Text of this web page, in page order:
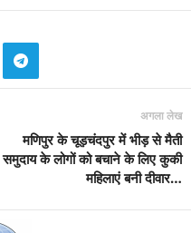
अगला लेख
मणिपुर के चूड़चंदपुर में भीड़ से मैती
समुदाय के लोगों को बचाने के लिए कुकी
महिलाएं बनी दीवार…